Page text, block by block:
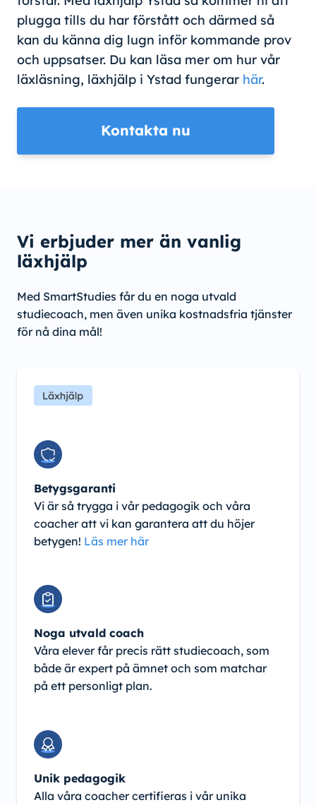
plugga tills du har förstått och därmed så
kan du känna dig lugn inför kommande prov
och uppsatser. Du kan läsa mer om hur vår
läxläsning, läxhjälp i Ystad fungerar här.
Kontakta nu
Vi erbjuder mer än vanlig
läxhjälp
Med SmartStudies får du en noga utvald
studiecoach, men även unika kostnadsfria tjänster
för nå dina mål!
Betygsgaranti
Vi är så trygga i vår pedagogik och våra
coacher att vi kan garantera att du höjer
betygen! Läs mer här
Noga utvald coach
Våra elever får precis rätt studiecoach, som
både är expert på ämnet och som matchar
på ett personligt plan.
Unik pedagogik
Alla våra coacher certifieras i vår unika